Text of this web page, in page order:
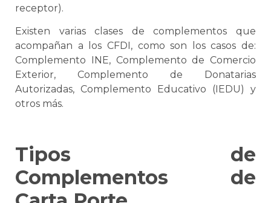
receptor).
Existen varias clases de complementos que
acompañan a los CFDI, como son los casos de:
Complemento INE, Complemento de Comercio
Exterior, Complemento de Donatarias
Autorizadas, Complemento Educativo (IEDU) y
otros más.
Tipos de
Complementos de